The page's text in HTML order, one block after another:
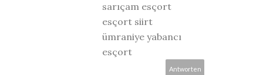
sarıçam esçort
esçort siirt
ümraniye yabancı
esçort
Antworten